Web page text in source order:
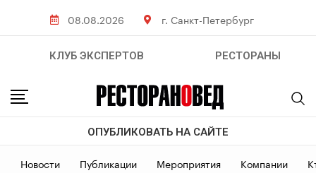
08.08.2026 г. Санкт-Петербург
КЛУБ ЭКСПЕРТОВ РЕСТОРАНЫ
ОПУБЛИКОВАТЬ НА САЙТЕ
Новости Публикации Мероприятия Компании